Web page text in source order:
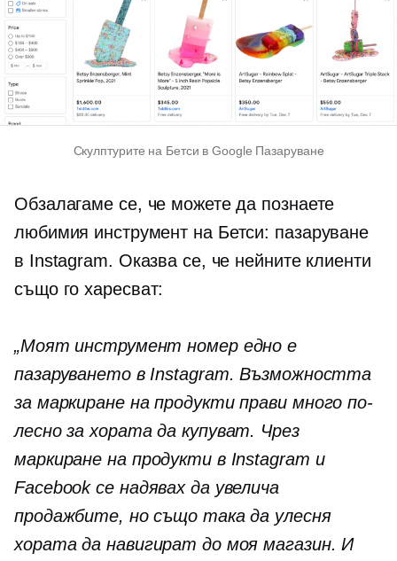
Скулптурите на Бетси в Google Пазаруване
Обзалагаме се, че можете да познаете
любимия инструмент на Бетси: пазаруване
в Instagram. Оказва се, че нейните клиенти
също го харесват:
„Моят инструмент номер едно е
пазаруването в Instagram. Възможността
за маркиране на продукти прави много по-
лесно за хората да купуват. Чрез
маркиране на продукти в Instagram и
Facebook се надявах да увелича
продажбите, но също така да улесня
хората да навигират до моя магазин. И